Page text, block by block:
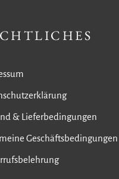
& Lieferbedingungen
Geschäftsbedingungen